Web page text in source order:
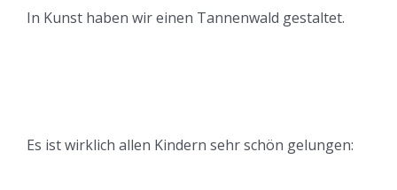
In Kunst haben wir einen Tannenwald gestaltet.
Es ist wirklich allen Kindern sehr schön gelungen: